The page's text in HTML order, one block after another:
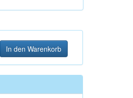
In den Warenkorb